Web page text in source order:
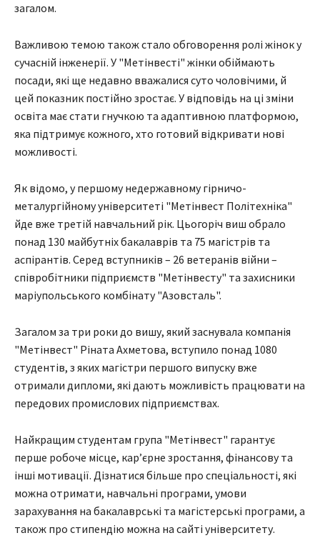
загалом.
Важливою темою також стало обговорення ролі жінок у
сучасній інженерії. У "Метінвесті" жінки обіймають
посади, які ще недавно вважалися суто чоловічими, й
цей показник постійно зростає. У відповідь на ці зміни
освіта має стати гнучкою та адаптивною платформою,
яка підтримує кожного, хто готовий відкривати нові
можливості.
Як відомо, у першому недержавному гірничо-
металургійному університеті "Метінвест Політехніка"
йде вже третій навчальний рік. Цьогоріч виш обрало
понад 130 майбутніх бакалаврів та 75 магістрів та
аспірантів. Серед вступників – 26 ветеранів війни –
співробітники підприємств "Метінвесту" та захисники
маріупольського комбінату "Азовсталь".
Загалом за три роки до вишу, який заснувала компанія
"Метінвест" Ріната Ахметова, вступило понад 1080
студентів, з яких магістри першого випуску вже
отримали дипломи, які дають можливість працювати на
передових промислових підприємствах.
Найкращим студентам група "Метінвест" гарантує
перше робоче місце, кар’єрне зростання, фінансову та
інші мотивації. Дізнатися більше про спеціальності, які
можна отримати, навчальні програми, умови
зарахування на бакалаврські та магістерські програми, а
також про стипендію можна на сайті університету.